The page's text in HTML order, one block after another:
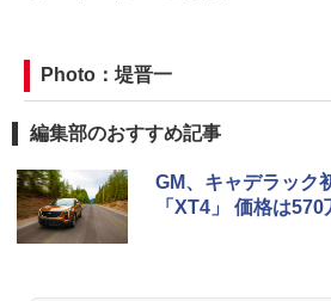
Photo：堤晋一
編集部のおすすめ記事
GM、キャデラック
「XT4」 価格は570